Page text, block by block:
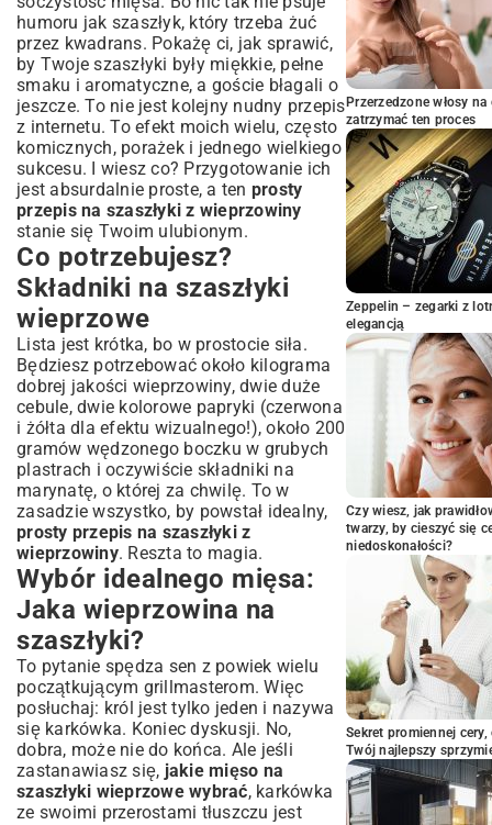
Pikantna marynata z czosnkiem i papryką
Krok po kroku: Montaż i przygotowanie
szaszłyków
Prawidłowe nabijanie składników na patyk
Czas marynowania: Klucz do głębokiego
smaku
Jak idealnie upiec szaszłyki? Grill,
piekarnik czy patelnia?
Szaszłyki z grilla: Dymny aromat i
chrupiąca skórka
Szaszłyki z piekarnika: Wersja dla każdej
pogody
Szaszłyki z patelni: Szybko i smacznie
Z czym podawać szaszłyki wieprzowe?
Pomysły na dodatki
Świeże sałatki i surówki
Sosy, które podkreślą smak
Sekrety idealnych szaszłyków: Porady i
triki
humoru jak szaszłyk, który trzeba żuć
przez kwadrans. Pokażę ci, jak sprawić,
by Twoje szaszłyki były miękkie, pełne
smaku i aromatyczne, a goście błagali o
jeszcze. To nie jest kolejny nudny przepis
z internetu. To efekt moich wielu, często
komicznych, porażek i jednego wielkiego
sukcesu. I wiesz co? Przygotowanie ich
jest absurdalnie proste, a ten prosty
przepis na szaszłyki z wieprzowiny
stanie się Twoim ulubionym.
Co potrzebujesz?
Składniki na szaszłyki
wieprzowe
Lista jest krótka, bo w prostocie siła.
Będziesz potrzebować około kilograma
dobrej jakości wieprzowiny, dwie duże
cebule, dwie kolorowe papryki (czerwona
i żółta dla efektu wizualnego!), około 200
gramów wędzonego boczku w grubych
plastrach i oczywiście składniki na
marynatę, o której za chwilę. To w
zasadzie wszystko, by powstał idealny,
prosty przepis na szaszłyki z
wieprzowiny. Reszta to magia.
Wybór idealnego mięsa:
Jaka wieprzowina na
szaszłyki?
To pytanie spędza sen z powiek wielu
początkującym grillmasterom. Więc
posłuchaj: król jest tylko jeden i nazywa
się karkówka. Koniec dyskusji. No,
dobra, może nie do końca. Ale jeśli
zastanawiasz się, jakie mięso na
szaszłyki wieprzowe wybrać, karkówka
ze swoimi przerostami tłuszczu jest
Przerzedzone włosy
zatrzymać ten proces
Zeppelin – zegarki z
elegancją
Czy wiesz, jak
twarzy, by cieszyć się
niedoskonałości?
Sekret promiennej
Twój najlepszy